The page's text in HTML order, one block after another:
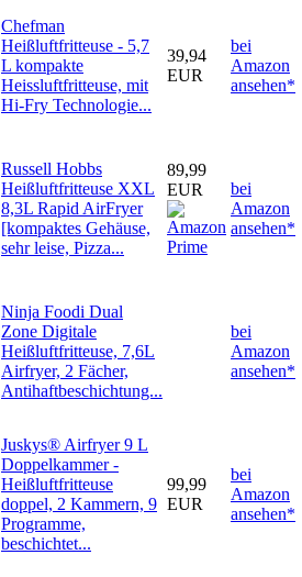
Chefman
Heißluftfritteuse - 5,7
L kompakte
Heissluftfritteuse, mit
Hi-Fry Technologie...
39,94
EUR
bei
Amazon
ansehen*
Russell Hobbs
Heißluftfritteuse XXL
8,3L Rapid AirFryer
[kompaktes Gehäuse,
sehr leise, Pizza...
89,99
EUR
bei
Amazon
ansehen*
Ninja Foodi Dual
Zone Digitale
Heißluftfritteuse, 7,6L
Airfryer, 2 Fächer,
Antihaftbeschichtung...
bei
Amazon
ansehen*
Juskys® Airfryer 9 L
Doppelkammer -
Heißluftfritteuse
doppel, 2 Kammern, 9
Programme,
beschichtet...
99,99
EUR
bei
Amazon
ansehen*